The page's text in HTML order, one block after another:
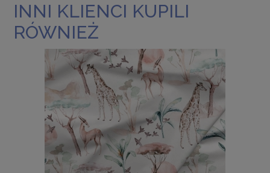
INNI KLIENCI KUPILI
RÓWNIEŻ